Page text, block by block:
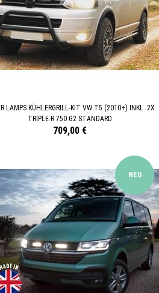
LAMPS KÜHLERGRILL-KIT VW T5 (2010+) INKL. 2X
TRIPLE-R 750 G2 STANDARD
709,00 €
NEU